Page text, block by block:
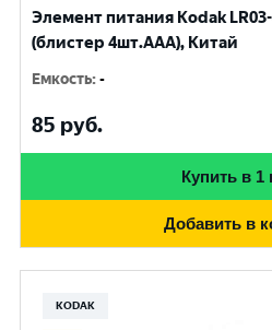
Элемент питания Kodak LR03-
(блистер 4шт.AАА), Китай
Емкость:-
85 руб.
Купить в 1
Добавить в
KODAK